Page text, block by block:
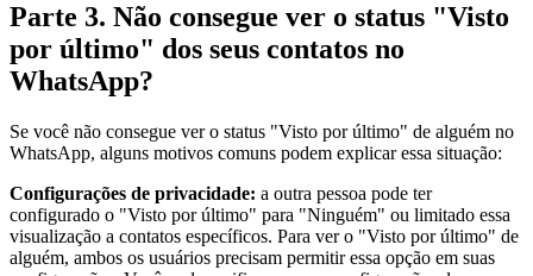
Parte 3. Não consegue ver o status "Visto
por último" dos seus contatos no
WhatsApp?
Se você não consegue ver o status "Visto por último" de alguém no
WhatsApp, alguns motivos comuns podem explicar essa situação:
Configurações de privacidade: a outra pessoa pode ter
configurado o "Visto por último" para "Ninguém" ou limitado essa
visualização a contatos específicos. Para ver o "Visto por último" de
alguém, ambos os usuários precisam permitir essa opção em suas